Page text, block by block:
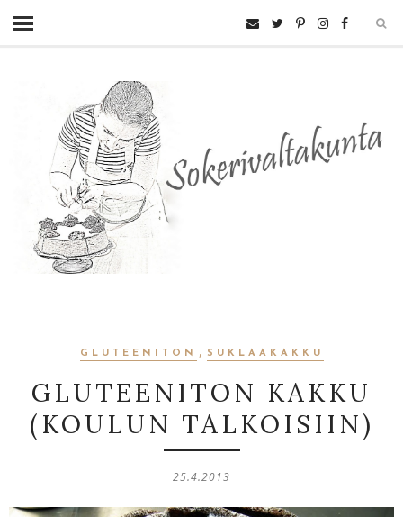
GLUTEENITON , SUKLAAKAKKU
GLUTEENITON KAKKU
(KOULUN TALKOISIIN)
25.4.2013